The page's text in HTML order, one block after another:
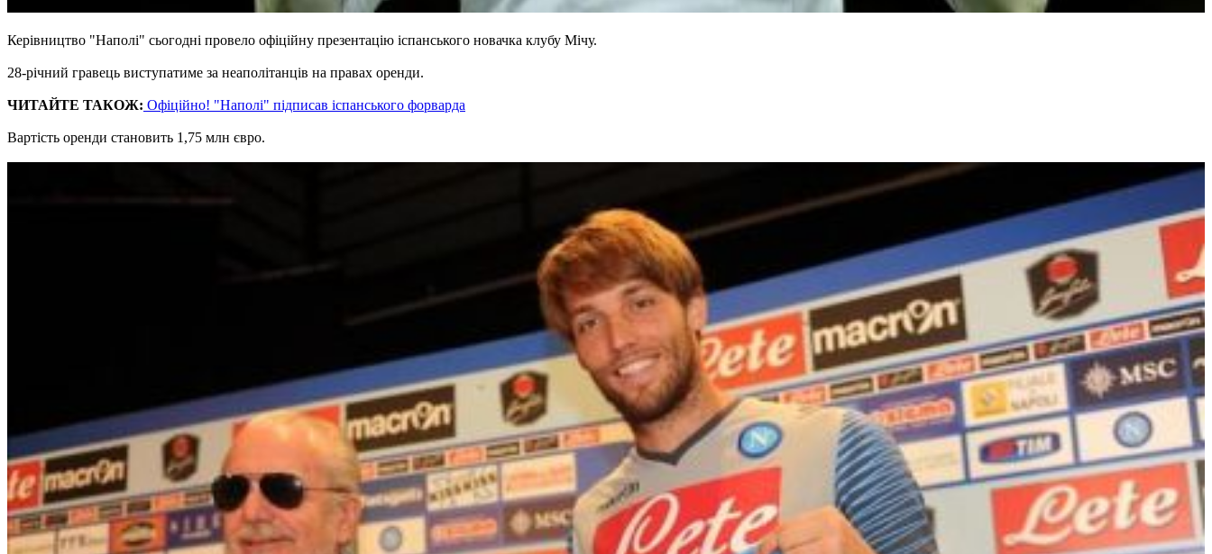
Керівництво "Наполі" сьогодні провело офіційну презентацію іспанського новачка клубу Мічу.
28-річний гравець виступатиме за неаполітанців на правах оренди.
ЧИТАЙТЕ ТАКОЖ: Офіційно! "Наполі" підписав іспанського форварда
Вартість оренди становить 1,75 млн євро.